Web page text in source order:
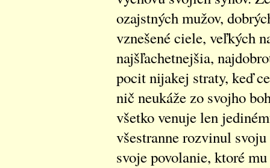
ozajstných mužov,
vznešené ciele, veľkých
najšľachetnejšia,
pocit nijakej straty, keď
nič neukáže zo svojho
všetko venuje len
všestranne rozvinul
svoje povolanie, ktoré